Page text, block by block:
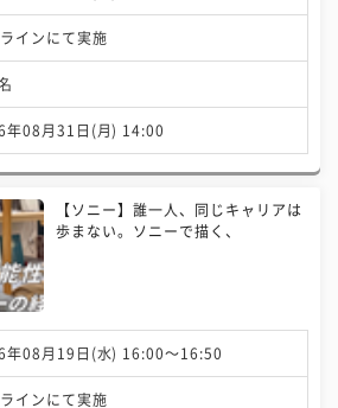
インにて実施
年08月31日(月) 14:00
【ソニー】誰一人、同じキャリアは
歩まない。ソニーで描く、
年08月19日(水) 16:00〜16:50
インにて実施